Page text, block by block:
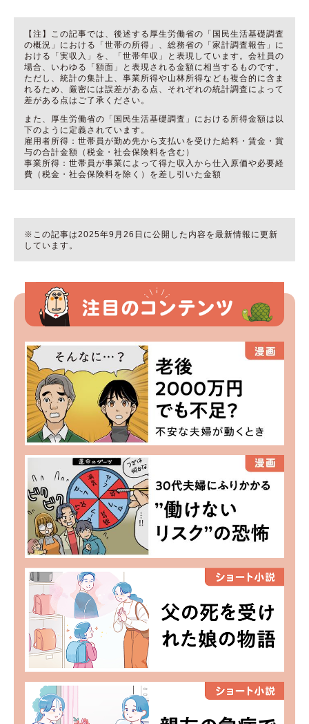
【注】この記事では、後述する厚生労働省の「国民生活基礎調査
の概況」における「世帯の所得」、総務省の「家計調査報告」に
おける「実収入」を、「世帯年収」と表現しています。会社員の
場合、いわゆる「額面」と表現される金額に相当するものです。
ただし、統計の集計上、事業所得や山林所得なども複合的に含ま
れるため、厳密には誤差がある点、それぞれの統計調査によって
差がある点はご了承ください。
また、厚生労働省の「国民生活基礎調査」における所得金額は以
下のように定義されています。
雇用者所得：世帯員が勤め先から支払いを受けた給料・賃金・賞
与の合計金額（税金・社会保険料を含む）
事業所得：世帯員が事業によって得た収入から仕入原価や必要経
費（税金・社会保険料を除く）を差し引いた金額
※この記事は2025年9月26日に公開した内容を最新情報に更新
しています。